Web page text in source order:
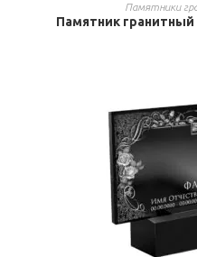
Памятники
Памятник